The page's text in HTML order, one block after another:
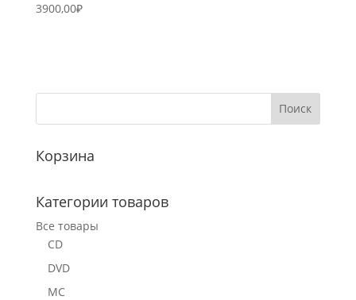
3900,00₽
Корзина
Категории товаров
Все товары
CD
DVD
MC